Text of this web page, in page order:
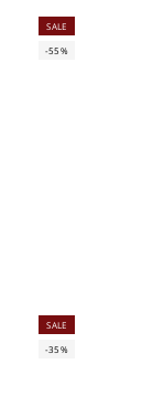
SALE
-55%
SALE
-35%